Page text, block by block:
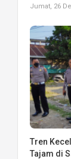
Jumat, 26
Tren
Tajam di